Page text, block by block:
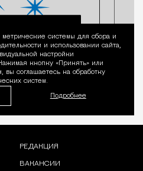
Уведомление
системы для сбора и
и использовании сайта,
настройки
кнопку «Принять» или
вы соглашаетесь на обработку
систем.
Подробнее
РЕДАКЦИЯ
ВАКАНСИИ